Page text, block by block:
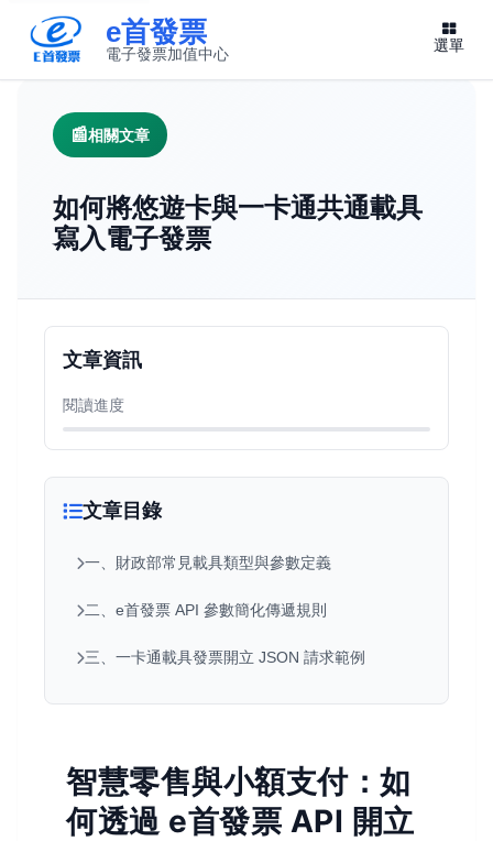
e首發票
電子發票加值中心 選單
相關文章
如何將悠遊卡與一卡通共通載具
寫入電子發票
文章目錄
一、財政部常見載具類型與參數定義
二、e首發票 API 參數簡化傳遞規則
三、一卡通載具發票開立 JSON 請求範例
智慧零售與小額支付：如
何透過 e首發票 API 開立
文章資訊
閱讀進度